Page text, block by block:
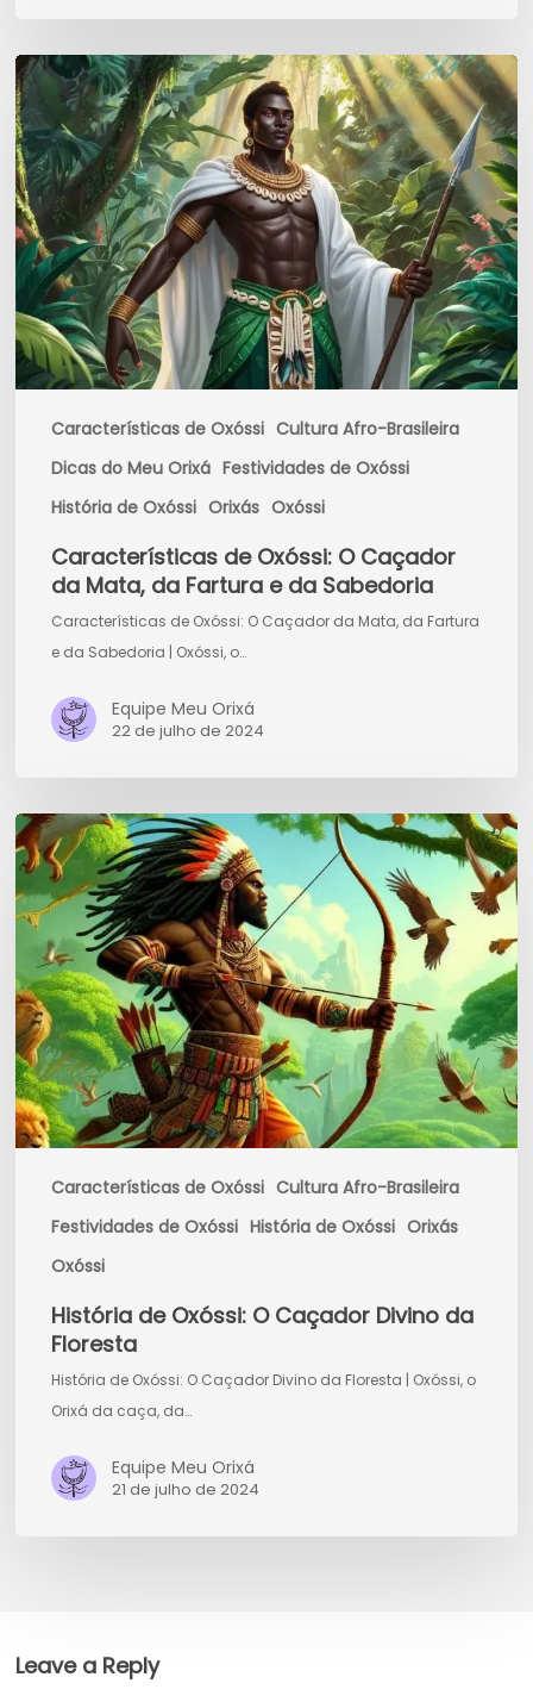
Características de Oxóssi Cultura Afro-Brasileira
Dicas do Meu Orixá Festividades de Oxóssi
História de Oxóssi Orixás Oxóssi
Características
de
Oxóssi:
O
Caçador
da
Mata,
da
Fartura
e
da
Características de Oxóssi: O Caçador
da Mata, da Fartura e da Sabedoria
Características de Oxóssi: O Caçador da Mata, da Fartura
e da Sabedoria | Oxóssi, o…
Equipe Meu Orixá
22 de julho de 2024
Características de Oxóssi Cultura Afro-Brasileira
Festividades de Oxóssi História de Oxóssi Orixás
Oxóssi
História
de
Oxóssi:
O
Caçador
Divino
da
Floresta
História de Oxóssi: O Caçador Divino da
Floresta
História de Oxóssi: O Caçador Divino da Floresta | Oxóssi, o
Orixá da caça, da…
Equipe Meu Orixá
21 de julho de 2024
Leave a Reply